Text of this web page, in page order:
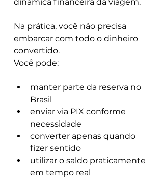
Na prática, você não precisa
embarcar com todo o dinheiro
convertido.
Você pode:
manter parte da reserva no
Brasil
enviar via PIX conforme
necessidade
converter apenas quando
fizer sentido
utilizar o saldo praticamente
em tempo real